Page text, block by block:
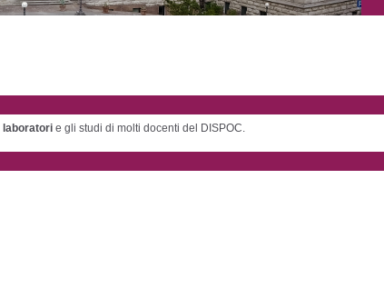
laboratori e gli studi di molti docenti del DISPOC.